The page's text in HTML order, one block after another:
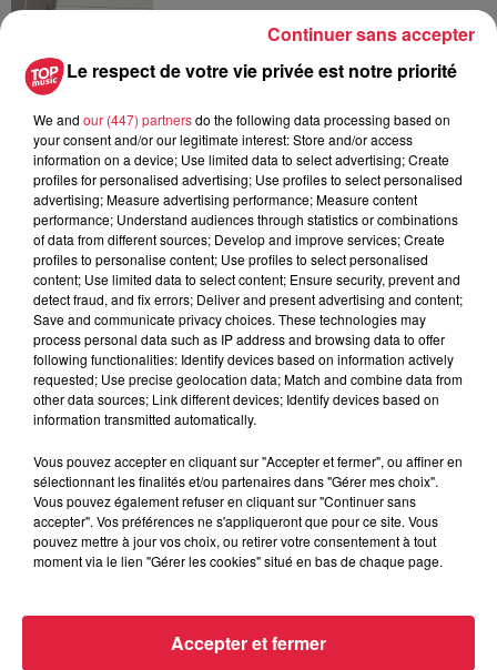
Au zoo de Mulhouse : rencontre
À découvrir également
Le respect de votre vie privée est notre priorité
We and our (447) partnersdo the following data processing based on
your consent and/or our legitimate interest: Store and/or access
information on a device; Use limited data to select advertising; Create
profiles for personalised advertising; Use profiles to select personalised
advertising; Measure advertising performance; Measure content
performance; Understand audiences through statistics or combinations
of data from different sources; Develop and improve services; Create
profiles to personalise content; Use profiles to select personalised
content; Use limited data to select content; Ensure security, prevent and
detect fraud, and fix errors; Deliver and present advertising and content;
Save and communicate privacy choices. These technologies may
process personal data such as IP address and browsing data to offer
following functionalities: Identify devices based on information actively
requested; Use precise geolocation data; Match and combine data from
other data sources; Link different devices; Identify devices based on
information transmitted automatically.
Vous pouvez accepter en cliquant sur "Accepter et fermer", ou affiner en
sélectionnant les finalités et/ou partenaires dans "Gérer mes choix".
Vous pouvez également refuser en cliquant sur "Continuer sans
accepter". Vos préférences ne s'appliqueront que pour ce site. Vous
pouvez mettre à jour vos choix, ou retirer votre consentement à tout
moment via le lien "Gérer les cookies" situé en bas de chaque page.
Accepter et fermer
Continuer sans accepter